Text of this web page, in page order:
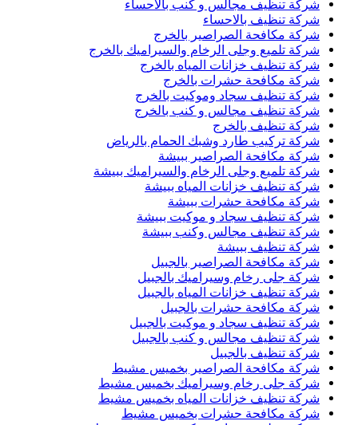
شركة تنظيف مجالس و كنب بالاحساء
شركة تنظيف بالاحساء
شركة مكافحة الصراصير بالخرج
شركة تلميع وجلى الرخام والسيراميك بالخرج
شركة تنظيف خزانات المياه بالخرج
شركة مكافحة حشرات بالخرج
شركة تنظيف سجاد وموكيت بالخرج
شركة تنظيف مجالس و كنب بالخرج
شركة تنظيف بالخرج
شركة تركيب طارد وشبك الحمام بالرياض
شركة مكافحة الصراصير ببيشة
شركة تلميع وجلى الرخام والسيراميك ببيشة
شركة تنظيف خزانات المياه ببيشة
شركة مكافحة حشرات ببيشة
شركة تنظيف سجاد و موكيت ببيشة
شركة تنظيف مجالس وكنب ببيشة
شركة تنظيف ببيشة
شركة مكافحة الصراصير بالجبيل
شركة جلى رخام وسيراميك بالجبيل
شركة تنظيف خزانات المياه بالجبيل
شركة مكافحة حشرات بالجبيل
شركة تنظيف سجاد و موكيت بالجبيل
شركة تنظيف مجالس و كنب بالجبيل
شركة تنظيف بالجبيل
شركة مكافحة الصراصير بخميس مشيط
شركة جلى رخام وسيراميك بخميس مشيط
شركة تنظيف خزانات المياه بخميس مشيط
شركة مكافحة حشرات بخميس مشيط